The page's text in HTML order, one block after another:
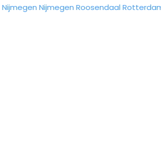
Nijmegen Nijmegen Roosendaal